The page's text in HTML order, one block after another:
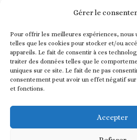
Gérer le
Pour offrir les meilleures expériences, nous
telles que les cookies pour stocker et/ou
appareils. Le fait de consentir à ces
traiter des données telles que le
uniques sur ce site. Le fait de ne pas
consentement peut avoir un effet négatif
et fonctions.
Accepter
Nez en Herbe est une association
l’éveil olfactif dans les programmes
l’éveil de l’odorat dès la crèche et